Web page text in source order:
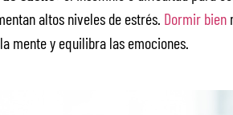
altos niveles de estrés. Dormir bien
mente y equilibra las emociones.